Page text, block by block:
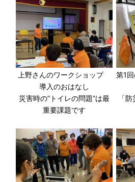
上野さんのワークショップ
導入のおはなし
災害時の”トイレの問題”は最
重要課題です
第1
「